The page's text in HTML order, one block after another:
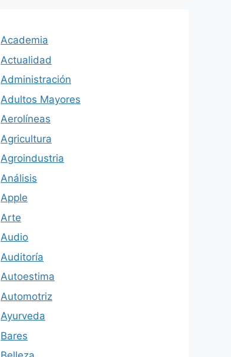
Academia
Actualidad
Administración
Adultos Mayores
Aerolíneas
Agricultura
Agroindustria
Análisis
Apple
Arte
Audio
Auditoría
Autoestima
Automotriz
Ayurveda
Bares